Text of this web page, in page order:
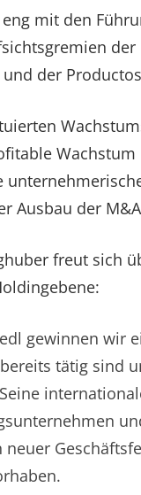
mit den
der
und der
Ausbau der
freut sich
gewinnen wir
tätig sind
neuer